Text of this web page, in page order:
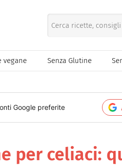
vegane Senza Glutine
Google preferite
per celiaci: